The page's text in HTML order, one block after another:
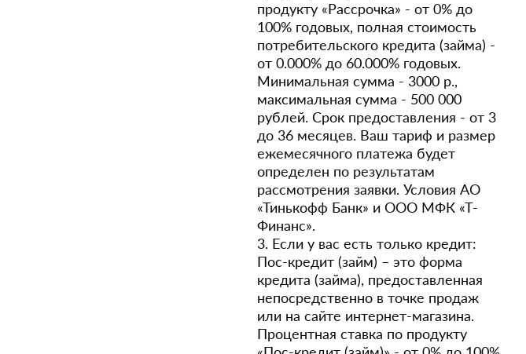
продукту «Рассрочка» - от 0% до
100% годовых, полная стоимость
потребительского кредита (займа) -
от 0.000% до 60.000% годовых.
Минимальная сумма - 3000 р.,
максимальная сумма - 500 000
рублей. Срок предоставления - от 3
до 36 месяцев. Ваш тариф и размер
ежемесячного платежа будет
определен по результатам
рассмотрения заявки. Условия АО
«Тинькофф Банк» и ООО МФК «Т-
Финанс».
3. Если у вас есть только кредит:
Пос-кредит (займ) – это форма
кредита (займа), предоставленная
непосредственно в точке продаж
или на сайте интернет-магазина.
Процентная ставка по продукту